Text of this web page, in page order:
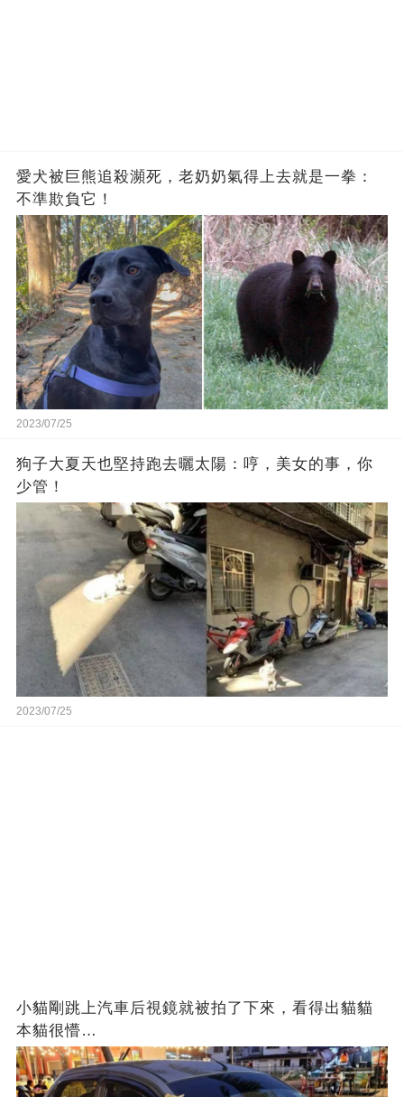
愛犬被巨熊追殺瀕死，老奶奶氣得上去就是一拳：
不準欺負它！
2023/07/25
狗子大夏天也堅持跑去曬太陽：哼，美女的事，你
少管！
2023/07/25
小貓剛跳上汽車后視鏡就被拍了下來，看得出貓貓
本貓很懵…